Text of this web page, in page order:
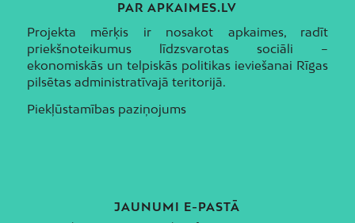
PAR APKAIMES.LV
Projekta mērķis ir nosakot apkaimes, radīt
priekšnoteikumus līdzsvarotas sociāli –
ekonomiskās un telpiskās politikas ieviešanai Rīgas
pilsētas administratīvajā teritorijā.
Piekļūstamības paziņojums
JAUNUMI E-PASTĀ